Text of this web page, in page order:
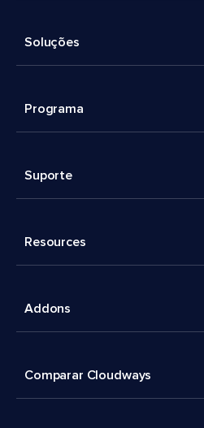
Soluções
Programa
Suporte
Resources
Addons
Comparar Cloudways